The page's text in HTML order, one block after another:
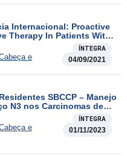
Internacional: Proactive
Therapy In Patients With
Cancer In
Which Is More
ÍNTEGRA
e
04/09/2021
SBCCP – Manejo
N3 nos Carcinomas de
ÍNTEGRA
e
01/11/2023